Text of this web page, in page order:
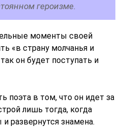
героизме.
моменты своей
«в страну молчанья и
он будет поступать и
поэта в том, что он идет за
лишь тогда, когда
развернутся знамена.